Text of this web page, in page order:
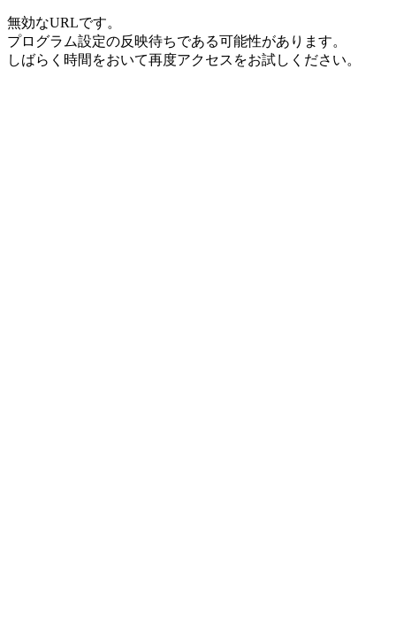
無効なURLです。
プログラム設定の反映待ちである可能性があります。
しばらく時間をおいて再度アクセスをお試しください。